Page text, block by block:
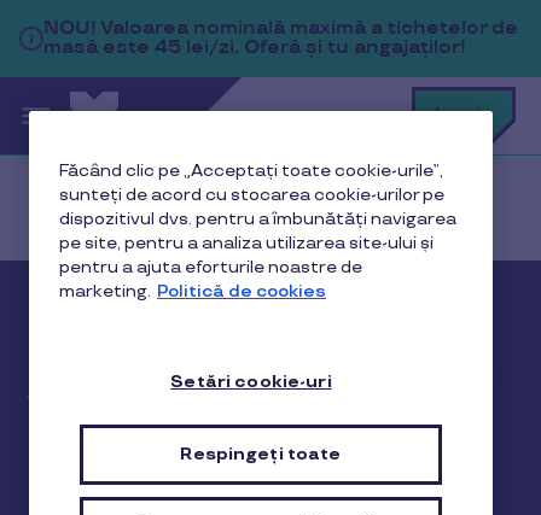
Sari la conținutul principal
Login
Acasă Premium Services
Conectează-te cu utilizatorii cardurilor Pluxee din
creează promoții de impact cu costuri reduse și
obține informații utile pentru strategiile tale de
vânzări.
Făcând clic pe „Acceptați toate cookie-urile”,
sunteți de acord cu stocarea cookie-urilor pe
dispozitivul dvs. pentru a îmbunătăți navigarea
pe site, pentru a analiza utilizarea site-ului și
pentru a ajuta eforturile noastre de
marketing. Politică de cookies
Setări cookie-uri
Respingeți toate
NOU! Valoarea nominală maximă a tichetelor de
masă este 45 lei/zi. Oferă și tu angajaților!